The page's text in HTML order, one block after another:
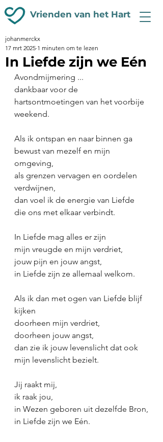
Vrienden van het Hart
In Liefde zijn we Eén
johanmerckx
17 mrt 2025 1 minuten om te lezen
Avondmijmering ...
dankbaar voor de
hartsontmoetingen van het voorbije
weekend.
Als ik ontspan en naar binnen ga
bewust van mezelf en mijn
omgeving,
als grenzen vervagen en oordelen
verdwijnen,
dan voel ik de energie van Liefde
die ons met elkaar verbindt.
In Liefde mag alles er zijn
mijn vreugde en mijn verdriet,
jouw pijn en jouw angst,
in Liefde zijn ze allemaal welkom.
Als ik dan met ogen van Liefde blijf
kijken
doorheen mijn verdriet,
doorheen jouw angst,
dan zie ik jouw levenslicht dat ook
mijn levenslicht bezielt.
Jij raakt mij,
ik raak jou,
in Wezen geboren uit dezelfde Bron,
in Liefde zijn we Eén.